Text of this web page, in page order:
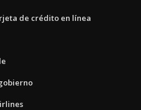
de crédito en línea